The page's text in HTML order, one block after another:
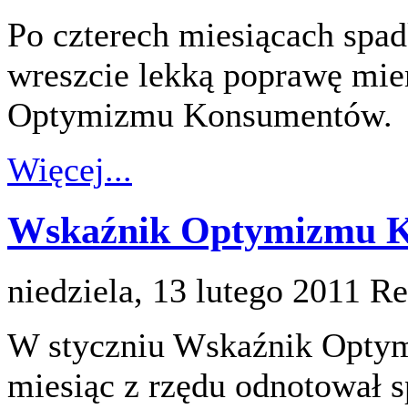
Po czterech miesiącach
wreszcie lekką poprawę
Optymizmu Konsumentów.
Więcej...
Wskaźnik Optymizmu
niedziela, 13 lutego 2011
W styczniu Wskaźnik
miesiąc z rzędu odnotował